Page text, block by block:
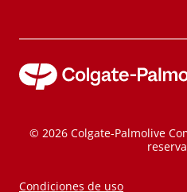
© 2026 Colgate-Palmolive
Condiciones de uso